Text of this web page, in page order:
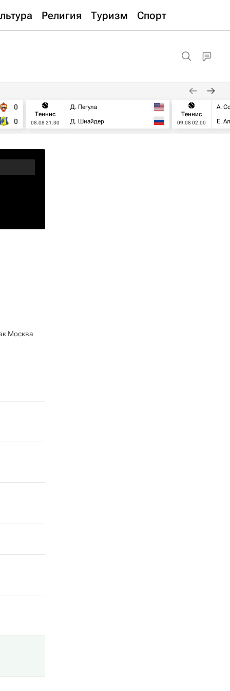
Религия Туризм Спорт
0
0
Теннис
08.08 21:30
Д. Пегула
Д. Шнайдер
Теннис
09.08 02:00
А.
Е.
Москва